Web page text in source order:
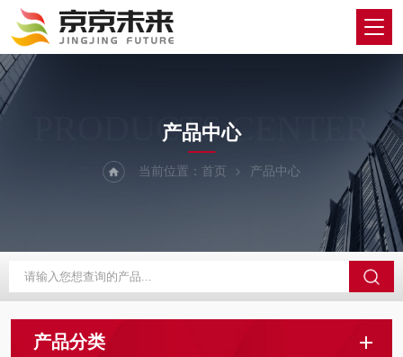
PRODUCTS CENTER
产品中心
当前位置： 首页 产品中心
产品分类